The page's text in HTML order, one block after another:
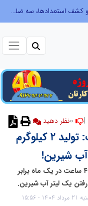
الگوپذیری خلاق، بهره‌گیری از هوش مصنوعی و کشف استعدادها، سه ضلع موفقیت جوانان کارآفرین
نظر دهید
لامپ ۲۰ وات، قاتل محیط‌زیست: تولید ۲ کیلوگرم
آب شیرین!
روشن ماندن یک لامپ ۲۰ وات به مدت روزی ۴ ساعت در یک ماه برابر
- 15:56